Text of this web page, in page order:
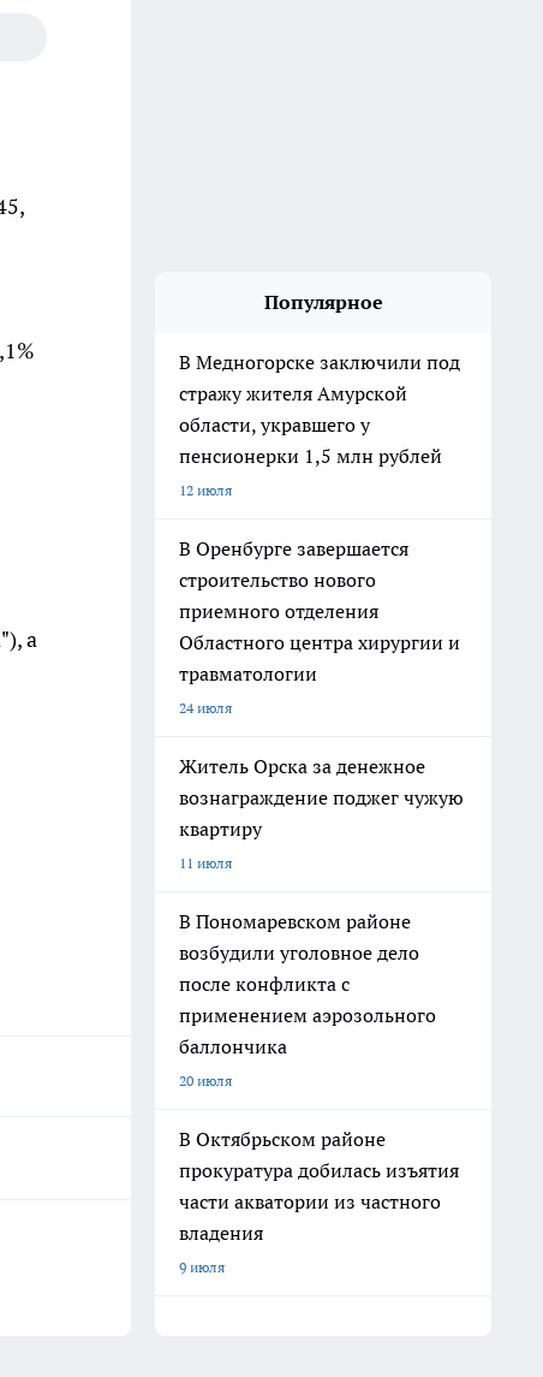
а
Популярное
В Медногорске заключили под
стражу жителя Амурской
области, укравшего у
пенсионерки 1,5 млн рублей
12 июля
В Оренбурге завершается
строительство нового
приемного отделения
Областного центра хирургии и
травматологии
24 июля
Житель Орска за денежное
вознаграждение поджег чужую
квартиру
11 июля
В Пономаревском районе
возбудили уголовное дело
после конфликта с
применением аэрозольного
баллончика
20 июля
В Октябрьском районе
прокуратура добилась изъятия
части акватории из частного
владения
9 июля